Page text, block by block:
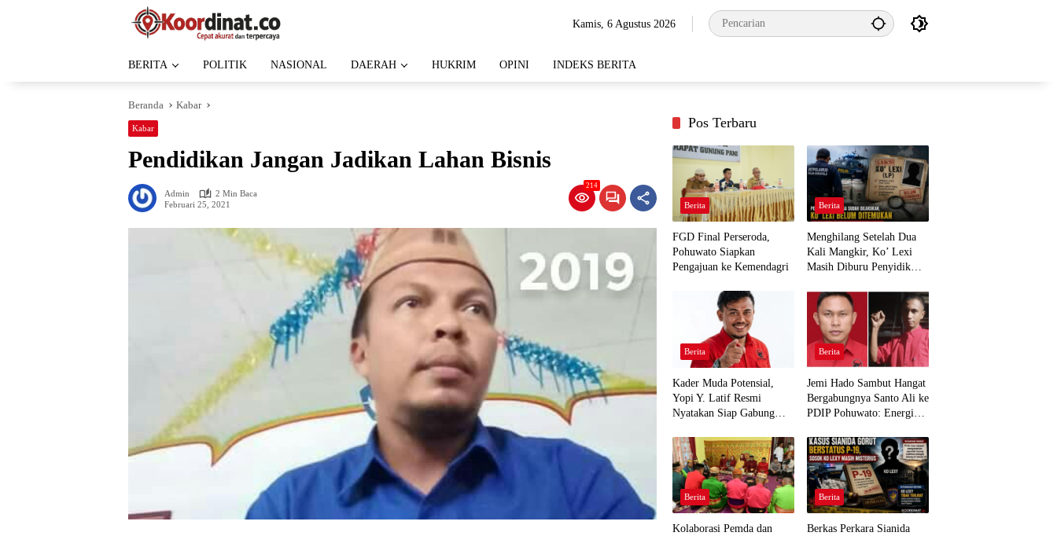
Kamis, 6 Agustus 2026
BERITA POLITIK NASIONAL DAERAH HUKRIM OPINI INDEKS BERITA
Beranda Kabar
Kabar
Pendidikan Jangan Jadikan Lahan Bisnis
Admin
2 Min Baca
Februari 25, 2021
214
Pos Terbaru
Berita
FGD Final Perseroda,
Pohuwato Siapkan
Pengajuan ke Kemendagri
Berita
Menghilang Setelah Dua
Kali Mangkir, Ko’ Lexi
Masih Diburu Penyidik
Berita
Kader Muda Potensial,
Yopi Y. Latif Resmi
Nyatakan Siap Gabung
Demi Kawal Aspirasi Bumi
Panua
Berita
Jemi Hado Sambut Hangat
Bergabungnya Santo Ali ke
PDIP Pohuwato: Energi
Rakyat
Berita
Kolaborasi Pemda dan
Berita
Berkas Perkara Sianida